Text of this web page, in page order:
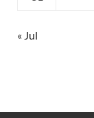
« Jul